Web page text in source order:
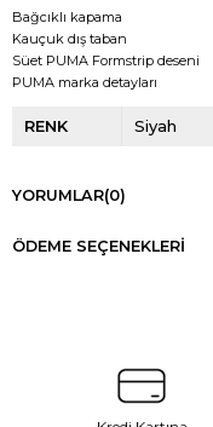
Bağcıklı kapama
Kauçuk dış taban
Süet PUMA Formstrip deseni
PUMA marka detayları
RENK Siyah
YORUMLAR(0)
ÖDEME SEÇENEKLERI